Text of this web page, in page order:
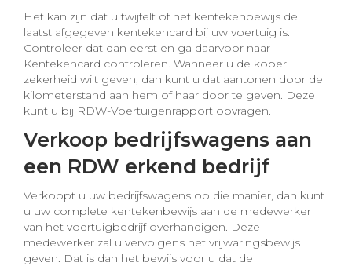
Het kan zijn dat u twijfelt of het kentekenbewijs de
laatst afgegeven kentekencard bij uw voertuig is.
Controleer dat dan eerst en ga daarvoor naar
Kentekencard controleren. Wanneer u de koper
zekerheid wilt geven, dan kunt u dat aantonen door de
kilometerstand aan hem of haar door te geven. Deze
kunt u bij RDW-Voertuigenrapport opvragen.
Verkoop bedrijfswagens aan
een RDW erkend bedrijf
Verkoopt u uw bedrijfswagens op die manier, dan kunt
u uw complete kentekenbewijs aan de medewerker
van het voertuigbedrijf overhandigen. Deze
medewerker zal u vervolgens het vrijwaringsbewijs
geven. Dat is dan het bewijs voor u dat de